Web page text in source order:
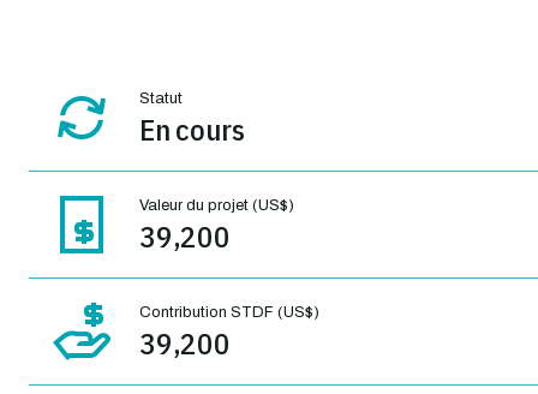
Statut
En cours
Valeur du projet (US$)
39,200
Contribution STDF (US$)
39,200